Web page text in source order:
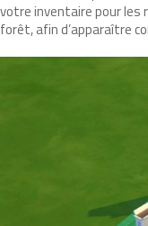
votre inventaire pour les
forêt, afin d’apparaître